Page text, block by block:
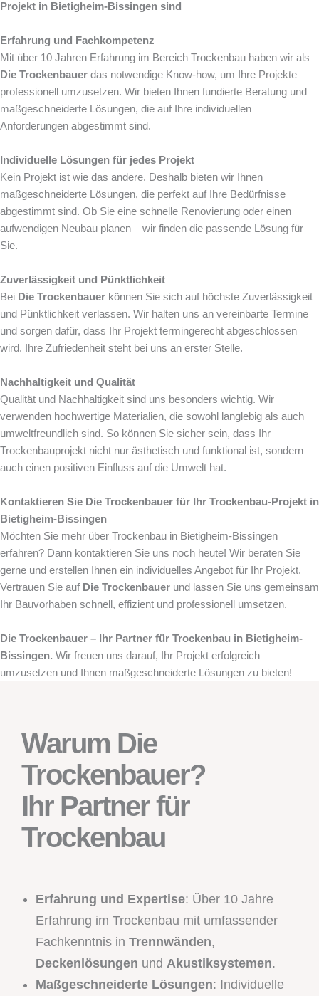
Projekt in Bietigheim-Bissingen sind
Erfahrung und Fachkompetenz
Mit über 10 Jahren Erfahrung im Bereich Trockenbau haben wir als
Die Trockenbauer das notwendige Know-how, um Ihre Projekte
professionell umzusetzen. Wir bieten Ihnen fundierte Beratung und
maßgeschneiderte Lösungen, die auf Ihre individuellen
Anforderungen abgestimmt sind.
Individuelle Lösungen für jedes Projekt
Kein Projekt ist wie das andere. Deshalb bieten wir Ihnen
maßgeschneiderte Lösungen, die perfekt auf Ihre Bedürfnisse
abgestimmt sind. Ob Sie eine schnelle Renovierung oder einen
aufwendigen Neubau planen – wir finden die passende Lösung für
Sie.
Zuverlässigkeit und Pünktlichkeit
Bei Die Trockenbauer können Sie sich auf höchste Zuverlässigkeit
und Pünktlichkeit verlassen. Wir halten uns an vereinbarte Termine
und sorgen dafür, dass Ihr Projekt termingerecht abgeschlossen
wird. Ihre Zufriedenheit steht bei uns an erster Stelle.
Nachhaltigkeit und Qualität
Qualität und Nachhaltigkeit sind uns besonders wichtig. Wir
verwenden hochwertige Materialien, die sowohl langlebig als auch
umweltfreundlich sind. So können Sie sicher sein, dass Ihr
Trockenbauprojekt nicht nur ästhetisch und funktional ist, sondern
auch einen positiven Einfluss auf die Umwelt hat.
Kontaktieren Sie Die Trockenbauer für Ihr Trockenbau-Projekt in
Bietigheim-Bissingen
Möchten Sie mehr über Trockenbau in Bietigheim-Bissingen
erfahren? Dann kontaktieren Sie uns noch heute! Wir beraten Sie
gerne und erstellen Ihnen ein individuelles Angebot für Ihr Projekt.
Vertrauen Sie auf Die Trockenbauer und lassen Sie uns gemeinsam
Ihr Bauvorhaben schnell, effizient und professionell umsetzen.
Die Trockenbauer – Ihr Partner für Trockenbau in Bietigheim-
Bissingen. Wir freuen uns darauf, Ihr Projekt erfolgreich
umzusetzen und Ihnen maßgeschneiderte Lösungen zu bieten!
Warum Die
Trockenbauer?
Ihr Partner für
Trockenbau
Erfahrung und Expertise: Über 10 Jahre
Erfahrung im Trockenbau mit umfassender
Fachkenntnis in Trennwänden,
Deckenlösungen und Akustiksystemen.
Maßgeschneiderte Lösungen: Individuelle